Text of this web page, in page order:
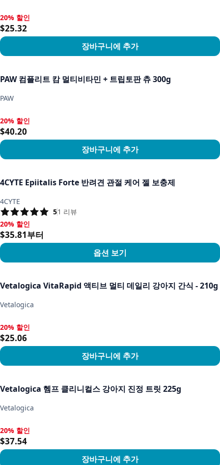
20% 할인, $25.32
20% 할인
$25.32
장바구니에 추가
PAW 컴플리트 캄 멀티비타민 + 트립토판 츄 300g
PAW
20% 할인, $40.20
20% 할인
$40.20
장바구니에 추가
4CYTE Epiitalis Forte 반려견 관절 케어 젤 보충제
4CYTE
51 리뷰
20% 할인, $35.81부터
20% 할인
$35.81부터
옵션 보기
Vetalogica VitaRapid 액티브 멀티 데일리 강아지 간식 - 210g
Vetalogica
20% 할인, $25.06
20% 할인
$25.06
장바구니에 추가
Vetalogica 헴프 클리니컬스 강아지 진정 트릿 225g
Vetalogica
20% 할인, $37.54
20% 할인
$37.54
장바구니에 추가